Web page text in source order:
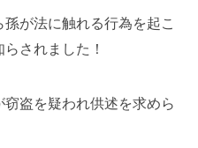
が法に触れる行為を起こ
されました！
盗を疑われ供述を求めら